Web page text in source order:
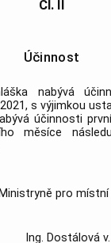
Čl. II
Účinnost
nabývá
s výjimkou
účinnosti
měsíce
Ministryně pro místní
Ing. Dostálová v.